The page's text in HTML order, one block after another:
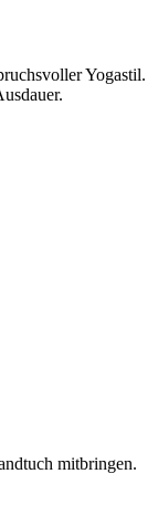
Yogastil.
mitbringen.